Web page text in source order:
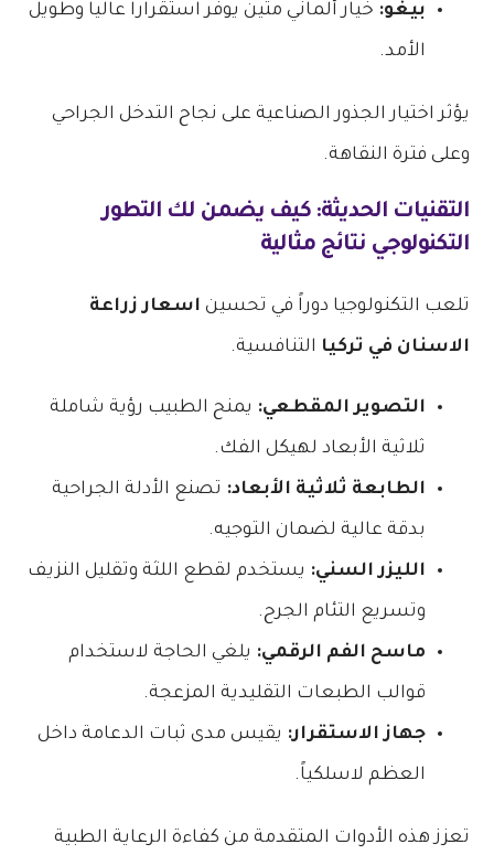
بيغو: خيار ألماني متين يوفر استقراراً عالياً وطويل
الأمد.
يؤثر اختيار الجذور الصناعية على نجاح التدخل الجراحي
وعلى فترة النقاهة.
التقنيات الحديثة: كيف يضمن لك التطور
التكنولوجي نتائج مثالية
تلعب التكنولوجيا دوراً في تحسين اسعار زراعة
الاسنان في تركيا التنافسية.
التصوير المقطعي: يمنح الطبيب رؤية شاملة
ثلاثية الأبعاد لهيكل الفك.
الطابعة ثلاثية الأبعاد: تصنع الأدلة الجراحية
بدقة عالية لضمان التوجيه.
الليزر السني: يستخدم لقطع اللثة وتقليل النزيف
وتسريع التئام الجرح.
ماسح الفم الرقمي: يلغي الحاجة لاستخدام
قوالب الطبعات التقليدية المزعجة.
جهاز الاستقرار: يقيس مدى ثبات الدعامة داخل
العظم لاسلكياً.
تعزز هذه الأدوات المتقدمة من كفاءة الرعاية الطبية